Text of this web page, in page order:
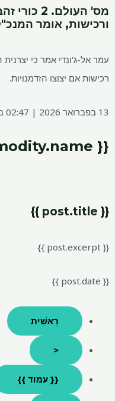
מס' העולם.
ורכישות, אומר
עמר אל-ג'ונדי אמר כי
רכישות אם יצוצו הזדמנויות.
13 בפברואר 2026 | 02:47 בצהריים
{{ commodity.name }}
{{ post.title }}
{{ post.excerpt }}
{{ post.date }}
רֵאשִׁית
<
{{ עמוד }}